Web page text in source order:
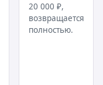
20 000 ₽,
возвращается
полностью.